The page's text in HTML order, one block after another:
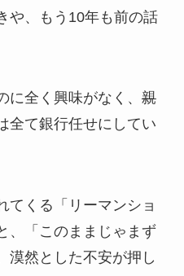
や、もう10年も前の話
全く興味がなく、 親
全て銀行任せにしてい
てくる「リーマンショ
、「このままじゃまず
漠然とした不安が押し